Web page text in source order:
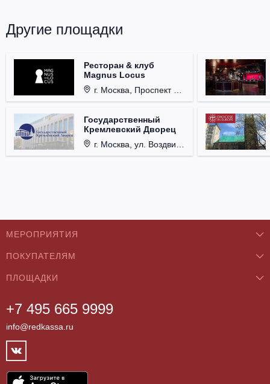
Другие площадки
Ресторан & клуб
Magnus Locus
г. Москва, Проспект Мира, д. 12, стр. 9.
Государственный
Кремлевский Дворец
г. Москва, ул. Воздвиженка, д. 1, Кремль.
+7 495 665 9999
info@redkassa.ru
МЕРОПРИЯТИЯ
Концерты
Классика
Театры
Фестивали
Спорт
Цирк
ПОКУПАТЕЛЯМ
О нас
Как купить
Возврат билетов
Контакты
Партнёры
ПЛОЩАДКИ
Бар/Ресторан/Кафе
Клуб
Концертный зал
Театр